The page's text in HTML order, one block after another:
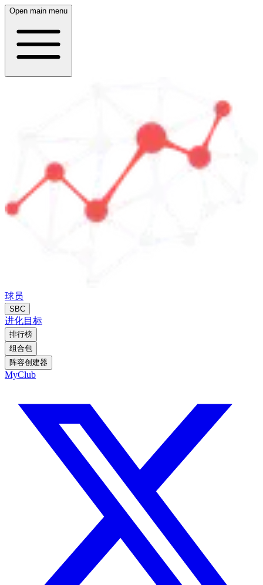
Open main menu
球员
SBC
进化目标
排行榜
组合包
阵容创建器
MyClub